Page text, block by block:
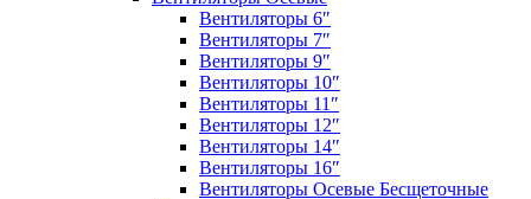
Вентиляторы 6″
Вентиляторы 7″
Вентиляторы 9″
Вентиляторы 10″
Вентиляторы 11″
Вентиляторы 12″
Вентиляторы 14″
Вентиляторы 16″
Вентиляторы Осевые Бесщеточные